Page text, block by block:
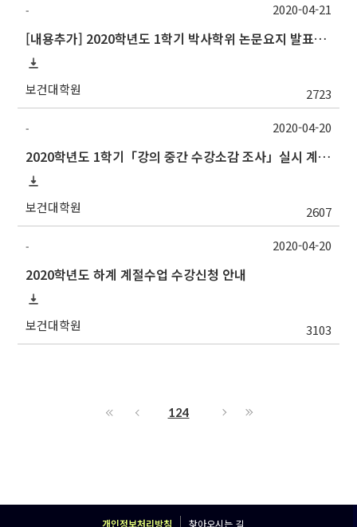
-
[내용추가] 2020학년도 1학기 박사학위 논문요지 발표회 안내
보건대학원 2723
2020-04-21
-
2020학년도 1학기「강의 중간 수강소감 조사」실시 계획 알림
보건대학원 2607
2020-04-20
-
2020학년도 하계 계절수업 수강신청 안내
보건대학원 3103
2020-04-20
124
개인정보처리방침 찾아오시는 길